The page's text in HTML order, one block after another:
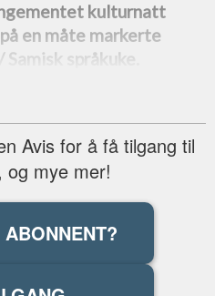
kulturnatt
en måte markerte
språkuke.
Avis for å få tilgang til
og mye mer!